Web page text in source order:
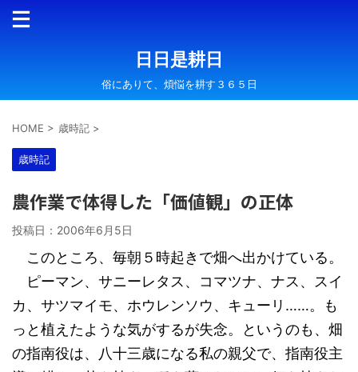
日日是耕日
俗にありて、煩悩を耕す３６５日
HOME > 歳時記 >
歳時記
農作業で体得した「価値観」の正体
投稿日： 2006年6月5日
このところ、毎朝５時起きで畑へ出かけている。
ピーマン、サニーレタス、コマツナ、ナス、スイ
カ、サツマイモ、ホウレンソウ、キューリ……。も
っと植えたような気がするが失念。というのも、畑
の指南役は、八十三歳になる私の親父で、指南役主